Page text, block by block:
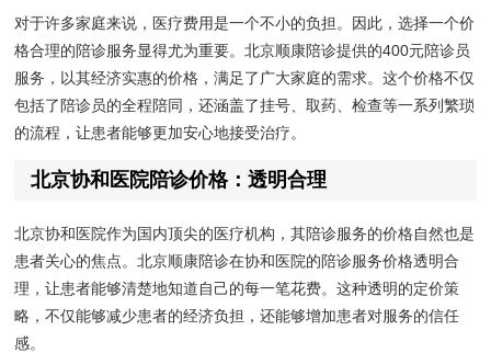
对于许多家庭来说，医疗费用是一个不小的负担。因此，选择一个价
格合理的陪诊服务显得尤为重要。北京顺康陪诊提供的400元陪诊员
服务，以其经济实惠的价格，满足了广大家庭的需求。这个价格不仅
包括了陪诊员的全程陪同，还涵盖了挂号、取药、检查等一系列繁琐
的流程，让患者能够更加安心地接受治疗。
北京协和医院陪诊价格：透明合理
北京协和医院作为国内顶尖的医疗机构，其陪诊服务的价格自然也是
患者关心的焦点。北京顺康陪诊在协和医院的陪诊服务价格透明合
理，让患者能够清楚地知道自己的每一笔花费。这种透明的定价策
略，不仅能够减少患者的经济负担，还能够增加患者对服务的信任
感。